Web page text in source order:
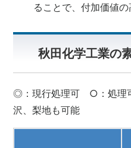
ることで、付加価値の
秋田化学工業の
◎：現行処理可 ○：処理
沢、梨地も可能